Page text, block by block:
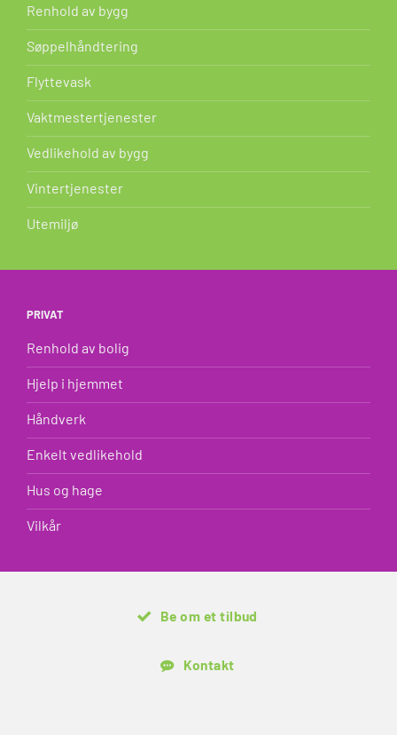
Renhold av bygg
Søppelhåndtering
Flyttevask
Vaktmestertjenester
Vedlikehold av bygg
Vintertjenester
Utemiljø
PRIVAT
Renhold av bolig
Hjelp i hjemmet
Håndverk
Enkelt vedlikehold
Hus og hage
Vilkår
Be om et tilbud
Kontakt